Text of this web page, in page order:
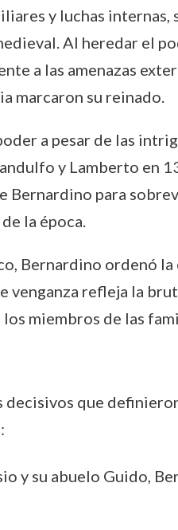
y luchas
Al heredar el
a las amenazas
marcaron su reinado.
a pesar de las
y Lamberto en
Bernardino para
la época.
Bernardino ordenó la
refleja la
miembros de las
que
y su abuelo Guido,